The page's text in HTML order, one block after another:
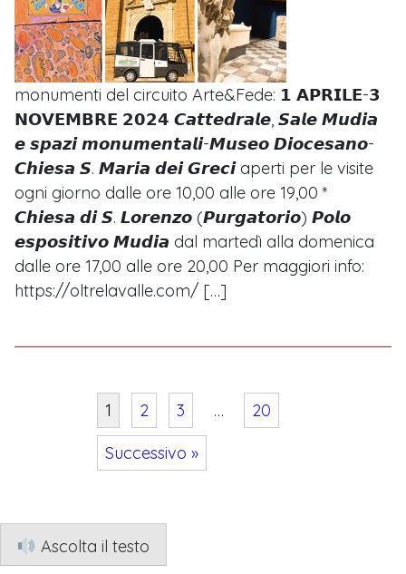
monumenti del circuito Arte&Fede: 𝟭 𝗔𝗣𝗥𝗜𝗟𝗘-𝟯
𝗡𝗢𝗩𝗘𝗠𝗕𝗥𝗘 𝟮𝟬𝟮𝟰 𝘾𝙖𝙩𝙩𝙚𝙙𝙧𝙖𝙡𝙚, 𝙎𝙖𝙡𝙚 𝙈𝙪𝙙𝙞𝙖
𝙚 𝙨𝙥𝙖𝙯𝙞 𝙢𝙤𝙣𝙪𝙢𝙚𝙣𝙩𝙖𝙡𝙞-𝙈𝙪𝙨𝙚𝙤 𝘿𝙞𝙤𝙘𝙚𝙨𝙖𝙣𝙤-
𝘾𝙝𝙞𝙚𝙨𝙖 𝙎. 𝙈𝙖𝙧𝙞𝙖 𝙙𝙚𝙞 𝙂𝙧𝙚𝙘𝙞 aperti per le visite
ogni giorno dalle ore 10,00 alle ore 19,00 *
𝘾𝙝𝙞𝙚𝙨𝙖 𝙙𝙞 𝙎. 𝙇𝙤𝙧𝙚𝙣𝙯𝙤 (𝙋𝙪𝙧𝙜𝙖𝙩𝙤𝙧𝙞𝙤) 𝙋𝙤𝙡𝙤
𝙚𝙨𝙥𝙤𝙨𝙞𝙩𝙞𝙫𝙤 𝙈𝙪𝙙𝙞𝙖 dal martedì alla domenica
dalle ore 17,00 alle ore 20,00 Per maggiori info:
https://oltrelavalle.com/ […]
1 2 3 … 20
Successivo »
articoli
Ascolta il testo